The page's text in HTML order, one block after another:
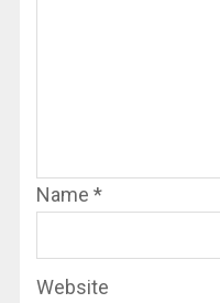
Name *
Website